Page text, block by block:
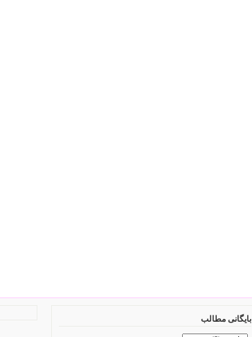
بایگانی مطالب